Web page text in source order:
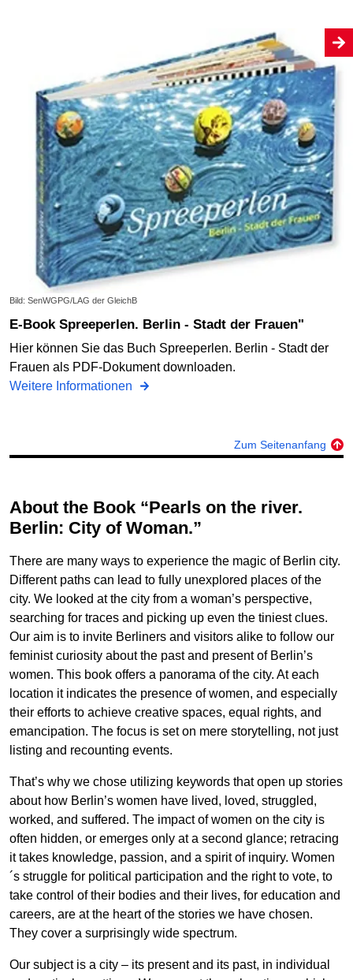
Bild: SenWGPG/LAG der GleichB
E-Book Spreeperlen. Berlin - Stadt der Frauen"
Hier können Sie das Buch Spreeperlen. Berlin - Stadt der
Frauen als PDF-Dokument downloaden.
Weitere Informationen
Zum Seitenanfang
About the Book “Pearls on the river.
Berlin: City of Woman.”
There are many ways to experience the magic of Berlin city.
Different paths can lead to fully unexplored places of the
city. We looked at the city from a woman’s perspective,
searching for traces and picking up even the tiniest clues.
Our aim is to invite Berliners and visitors alike to follow our
feminist curiosity about the past and present of Berlin’s
women. This book offers a panorama of the city. At each
location it indicates the presence of women, and especially
their efforts to achieve creative spaces, equal rights, and
emancipation. The focus is set on mere storytelling, not just
listing and recounting events.
That’s why we chose utilizing keywords that open up stories
about how Berlin’s women have lived, loved, struggled,
worked, and suffered. The impact of women on the city is
often hidden, or emerges only at a second glance; retracing
it takes knowledge, passion, and a spirit of inquiry. Women
´s struggle for political participation and the right to vote, to
take control of their bodies and their lives, for education and
careers, are at the heart of the stories we have chosen.
They cover a surprisingly wide spectrum.
Our subject is a city – its present and its past, in individual